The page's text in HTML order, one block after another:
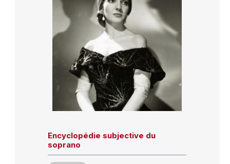
Encyclopédie subjective du
soprano